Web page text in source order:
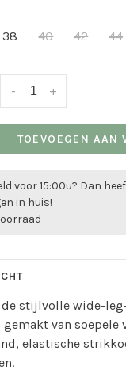
38 40 42 44
+
-
TOEVOEGEN AAN
voor 15:00u? Dan
in huis!
de stijlvolle wide-
gemakt van soepele
elastische